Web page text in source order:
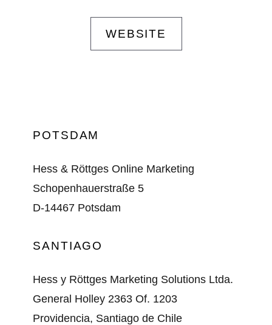
WEBSITE
POTSDAM
Hess & Röttges Online Marketing
Schopenhauerstraße 5
D-14467 Potsdam
SANTIAGO
Hess y Röttges Marketing Solutions Ltda.
General Holley 2363 Of. 1203
Providencia, Santiago de Chile